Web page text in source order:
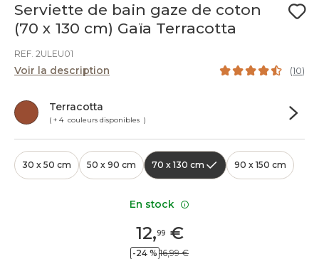
Serviette de bain gaze de coton
(70 x 130 cm) Gaïa Terracotta
REF. 2ULEU01
Voir la description (10)
Terracotta
( + 4 couleurs disponibles )
30 x 50 cm 50 x 90 cm 70 x 130 cm 90 x 150 cm
12,99€
-24 % 16,99 €